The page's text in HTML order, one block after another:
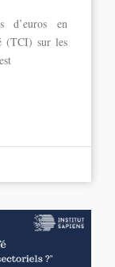
d’euros en
(TCI) sur les